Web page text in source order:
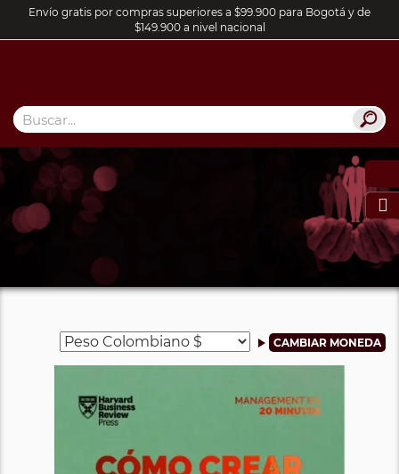
Envío gratis por compras superiores a $99.900 para Bogotá y de
$149.900 a nivel nacional
